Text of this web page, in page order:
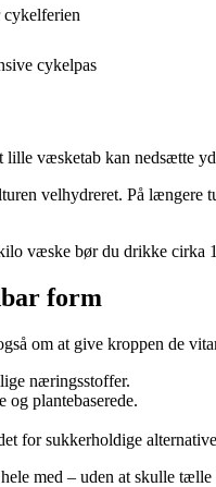
cykelpas
væsketab kan nedsætte
velhydreret. På
væske bør du drikke cirka
form
om at give kroppen de
næringsstoffer.
plantebaserede.
for sukkerholdige
med – uden at skulle